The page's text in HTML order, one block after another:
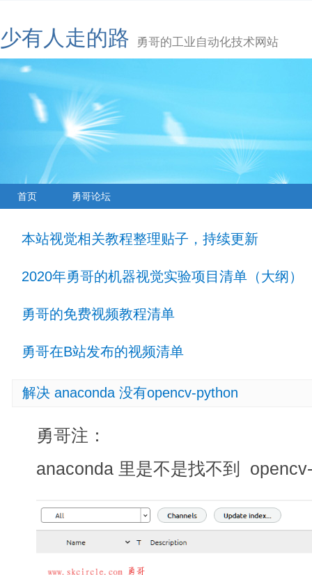
少有人走的路 勇哥的工业自动化技术网站
首页 勇哥论坛
本站视觉相关教程整理贴子，持续更新
2020年勇哥的机器视觉实验项目清单（大纲）
勇哥的免费视频教程清单
勇哥在B站发布的视频清单
解决 anaconda 没有opencv-python
勇哥注：
anaconda 里是不是找不到